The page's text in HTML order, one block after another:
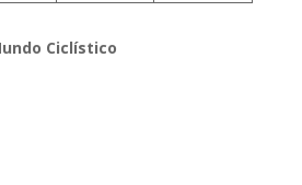
Ciclístico